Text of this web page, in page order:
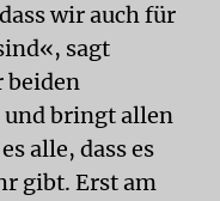
wir auch für
sagt
beiden
und bringt allen
alle, dass es
gibt. Erst am